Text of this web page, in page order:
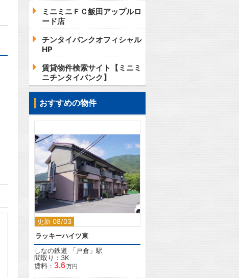
ミニミニＦＣ飯田アップルロ
ード店
チンタイバンクオフィシャル
HP
賃貸物件検索サイト【ミニミ
ニチンタイバンク】
おすすめの物件
更新 08/03
2
ラッキーハイツ東
しなの鉄道 「戸倉 」駅
間取り：3K
賃料： 3.6万円